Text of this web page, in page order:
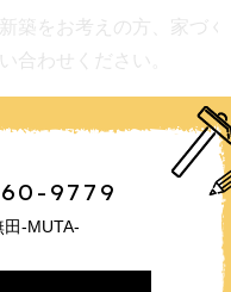
築をお考えの方、家づ
合わせください。
9779
-MUTA-